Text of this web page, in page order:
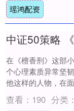
瑶鸿配资
在《檀香刑》这部
个心理素质异常坚
他这样的人物，在
时，依然感受到了
手执行这项....
查看： 190 分类：